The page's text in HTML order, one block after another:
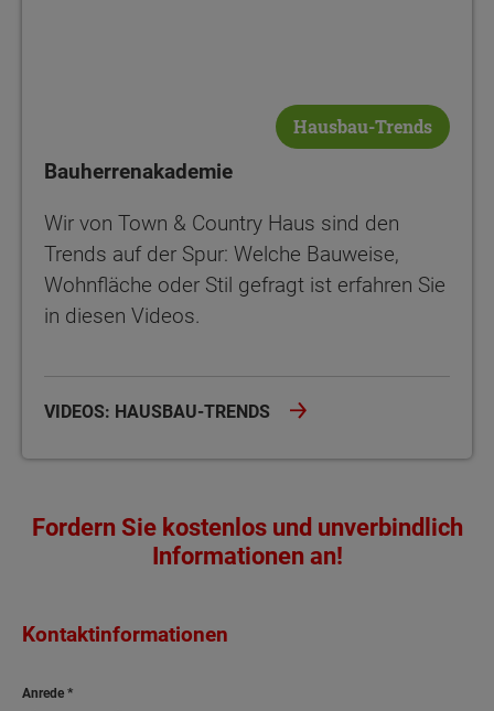
Hausbau-Trends
Bauherrenakademie
Wir von Town & Country Haus sind den
Trends auf der Spur: Welche Bauweise,
Wohnfläche oder Stil gefragt ist erfahren Sie
in diesen Videos.
VIDEOS: HAUSBAU-TRENDS
Fordern Sie kostenlos und unverbindlich
Informationen an!
Kontaktinformationen
Anrede